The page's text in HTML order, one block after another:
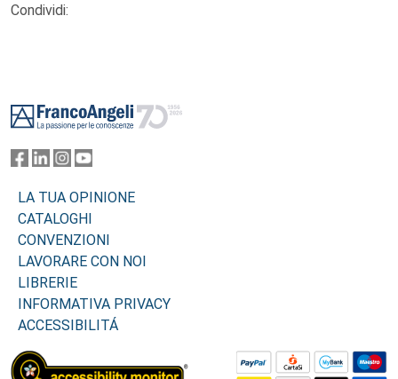
Condividi:
LA TUA OPINIONE
CATALOGHI
CONVENZIONI
LAVORARE CON NOI
LIBRERIE
INFORMATIVA PRIVACY
ACCESSIBILITÁ